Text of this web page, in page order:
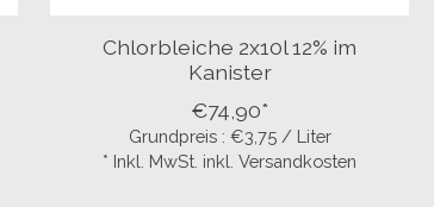
Chlorbleiche 2x10l 12% im
Kanister
€74,90*
Grundpreis : €3,75 / Liter
* Inkl. MwSt. inkl. Versandkosten